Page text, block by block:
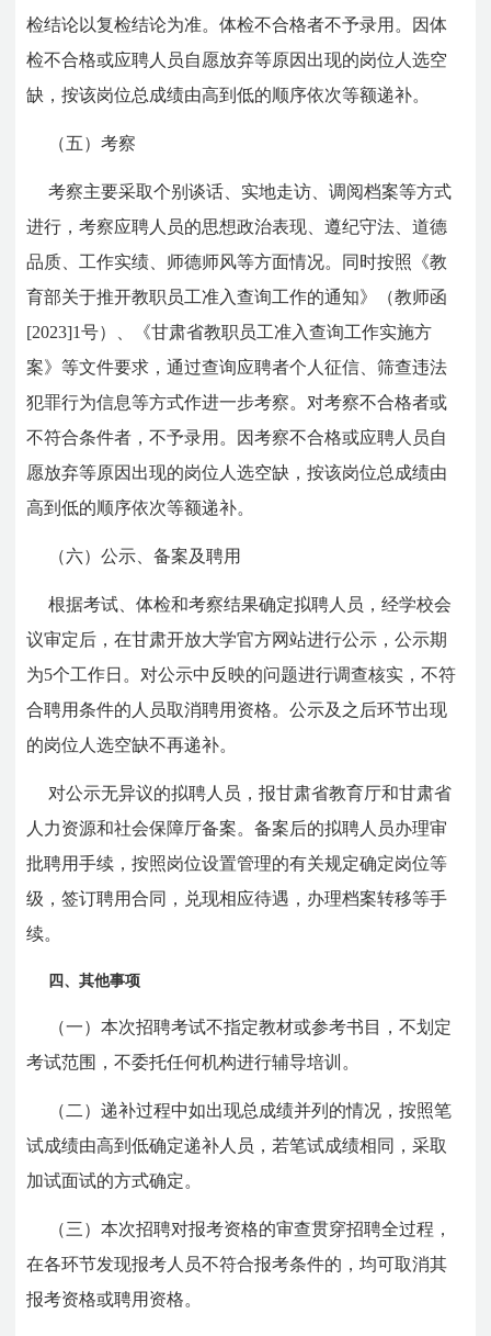
检结论以复检结论为准。体检不合格者不予录用。因体
检不合格或应聘人员自愿放弃等原因出现的岗位人选空
缺，按该岗位总成绩由高到低的顺序依次等额递补。
（五）考察
考察主要采取个别谈话、实地走访、调阅档案等方式
进行，考察应聘人员的思想政治表现、遵纪守法、道德
品质、工作实绩、师德师风等方面情况。同时按照《教
育部关于推开教职员工准入查询工作的通知》（教师函
[2023]1号）、《甘肃省教职员工准入查询工作实施方
案》等文件要求，通过查询应聘者个人征信、筛查违法
犯罪行为信息等方式作进一步考察。对考察不合格者或
不符合条件者，不予录用。因考察不合格或应聘人员自
愿放弃等原因出现的岗位人选空缺，按该岗位总成绩由
高到低的顺序依次等额递补。
（六）公示、备案及聘用
根据考试、体检和考察结果确定拟聘人员，经学校会
议审定后，在甘肃开放大学官方网站进行公示，公示期
为5个工作日。对公示中反映的问题进行调查核实，不符
合聘用条件的人员取消聘用资格。公示及之后环节出现
的岗位人选空缺不再递补。
对公示无异议的拟聘人员，报甘肃省教育厅和甘肃省
人力资源和社会保障厅备案。备案后的拟聘人员办理审
批聘用手续，按照岗位设置管理的有关规定确定岗位等
级，签订聘用合同，兑现相应待遇，办理档案转移等手
续。
四、其他事项
（一）本次招聘考试不指定教材或参考书目，不划定
考试范围，不委托任何机构进行辅导培训。
（二）递补过程中如出现总成绩并列的情况，按照笔
试成绩由高到低确定递补人员，若笔试成绩相同，采取
加试面试的方式确定。
（三）本次招聘对报考资格的审查贯穿招聘全过程，
在各环节发现报考人员不符合报考条件的，均可取消其
报考资格或聘用资格。